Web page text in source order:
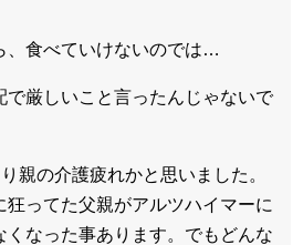
、食べていけないのでは…
で厳しいこと言ったんじゃないで
親の介護疲れかと思いました。
ってた父親がアルツハイマーに
くなった事あります。でもどんな